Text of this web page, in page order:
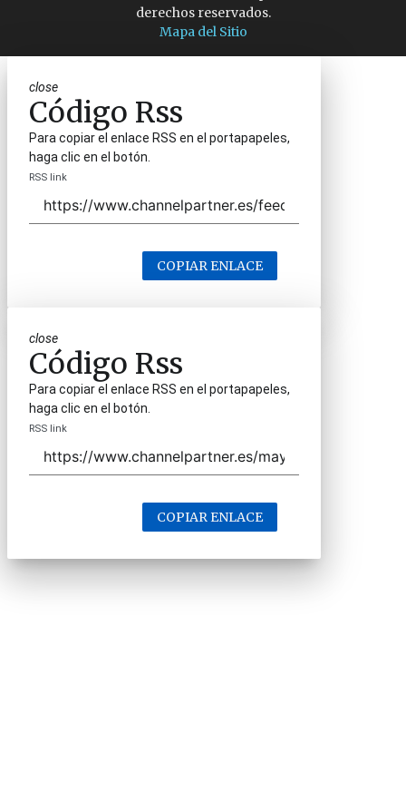
derechos reservados.
Mapa del Sitio
close
Código Rss
Para copiar el enlace RSS en el portapapeles,
haga clic en el botón.
RSS link
COPIAR ENLACE
close
Código Rss
Para copiar el enlace RSS en el portapapeles,
haga clic en el botón.
RSS link
COPIAR ENLACE